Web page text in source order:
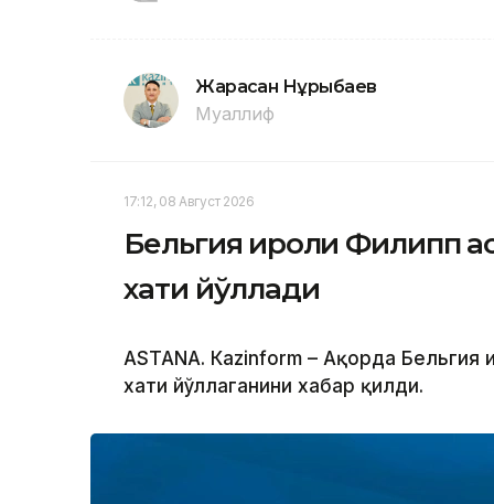
Жарасқан Нұрыбаев
Муаллиф
17:12, 08 Август 2026
Бельгия Қироли Филипп
хати йўллади
ASTANА. Кazinform – Ақорда Бельгия
хати йўллаганини хабар қилди.